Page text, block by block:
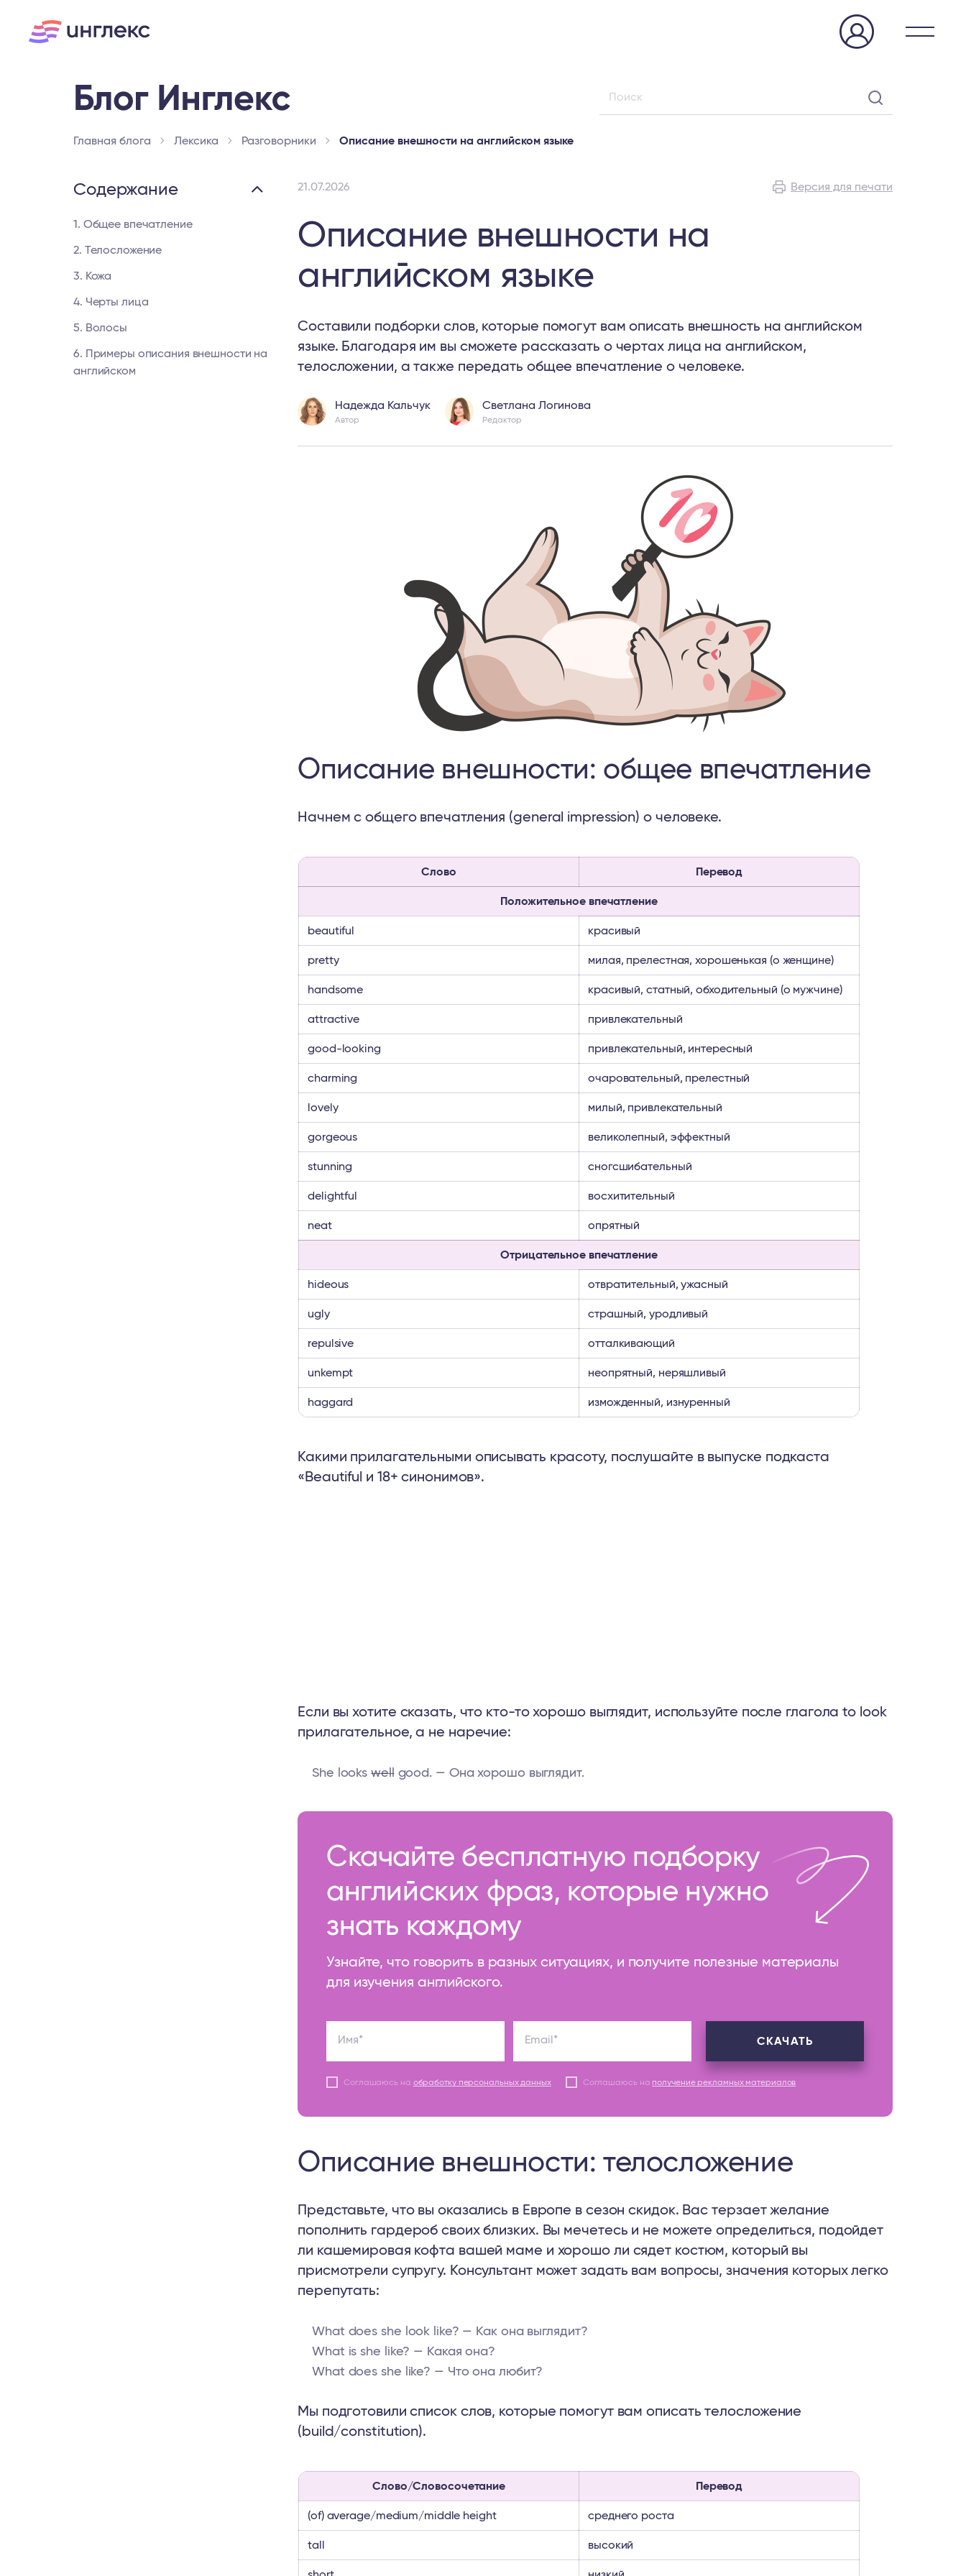
Главная блога Лексика Разговорники Описание внешности на английском языке
21.07.2026 Версия для печати
Описание внешности на
английском языке
Составили подборки слов, которые помогут вам описать внешность на английском
языке. Благодаря им вы сможете рассказать о чертах лица на английском,
телосложении, а также передать общее впечатление о человеке.
Надежда Кальчук
Автор
Светлана Логинова
Редактор
Описание внешности: общее впечатление
Начнем с общего впечатления (general impression) о человеке.
Слово Перевод
Положительное впечатление
beautiful красивый
pretty милая, прелестная, хорошенькая (о женщине)
handsome красивый, статный, обходительный (о мужчине)
attractive привлекательный
good-looking привлекательный, интересный
charming очаровательный, прелестный
lovely милый, привлекательный
gorgeous великолепный, эффектный
stunning сногсшибательный
delightful восхитительный
neat опрятный
Отрицательное впечатление
hideous отвратительный, ужасный
ugly страшный, уродливый
repulsive отталкивающий
unkempt неопрятный, неряшливый
haggard изможденный, изнуренный
Какими прилагательными описывать красоту, послушайте в выпуске подкаста
«Beautiful и 18+ синонимов».
​​Если вы хотите сказать, что кто-то хорошо выглядит, используйте после глагола to look
прилагательное, а не наречие:
She lookswellgood. — Она хорошо выглядит.
Скачайте бесплатную подборку
английских фраз, которые нужно
знать каждому
Узнайте, что говорить в разных ситуациях, и получите полезные материалы
для изучения английского.
Имя* Email* СКАЧАТЬ
Соглашаюсь на обработку персональных данных Соглашаюсь на получение рекламных материалов
Описание внешности: телосложение
Представьте, что вы оказались в Европе в сезон скидок. Вас терзает желание
пополнить гардероб своих близких. Вы мечетесь и не можете определиться, подойдет
ли кашемировая кофта вашей маме и хорошо ли сядет костюм, который вы
присмотрели супругу. Консультант может задать вам вопросы, значения которых легко
перепутать:
What does she look like? — Как она выглядит?
What is she like? — Какая она?
What does she like? — Что она любит?
Мы подготовили список слов, которые помогут вам описать телосложение
(build/constitution).
Слово/Словосочетание Перевод
(of) average/medium/middle height среднего роста
tall высокий
Содержание
1. Общее впечатление
2. Телосложение
3. Кожа
4. Черты лица
5. Волосы
6. Примеры описания внешности на
английском